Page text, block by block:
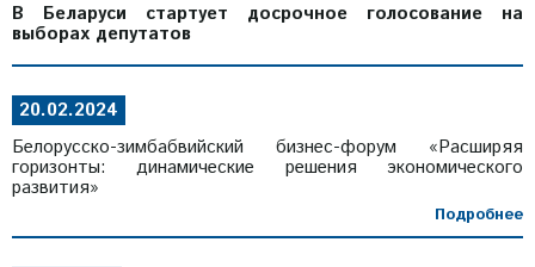
В Беларуси стартует досрочное голосование на
выборах депутатов
20.02.2024
Белорусско-зимбабвийский бизнес-форум «Расширяя
горизонты: динамические решения экономического
развития»
Подробнее